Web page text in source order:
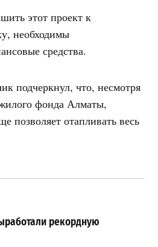
этот проект к
необходимы
средства.
подчеркнул, что, несмотря
фонда Алматы,
позволяет отапливать весь
рекордную